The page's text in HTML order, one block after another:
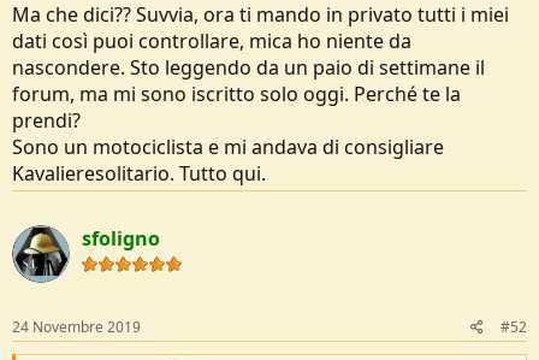
Ma che dici?? Suvvia, ora ti mando in privato tutti i miei
dati così puoi controllare, mica ho niente da
nascondere. Sto leggendo da un paio di settimane il
forum, ma mi sono iscritto solo oggi. Perché te la
prendi?
Sono un motociclista e mi andava di consigliare
Kavalieresolitario. Tutto qui.
sfoligno
24 Novembre 2019 #52